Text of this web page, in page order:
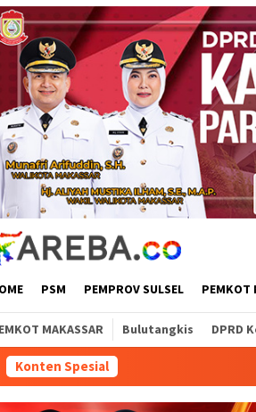
PSM PEMPROV SULSEL PEMKOT
MAKASSAR Bulutangkis DPRD
Konten Spesial